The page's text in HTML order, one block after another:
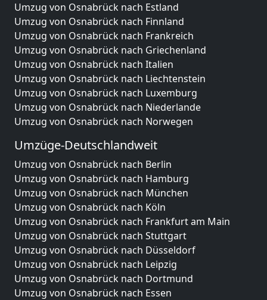
Umzug von Osnabrück nach Estland
Umzug von Osnabrück nach Finnland
Umzug von Osnabrück nach Frankreich
Umzug von Osnabrück nach Griechenland
Umzug von Osnabrück nach Italien
Umzug von Osnabrück nach Liechtenstein
Umzug von Osnabrück nach Luxemburg
Umzug von Osnabrück nach Niederlande
Umzug von Osnabrück nach Norwegen
Umzüge-Deutschlandweit
Umzug von Osnabrück nach Berlin
Umzug von Osnabrück nach Hamburg
Umzug von Osnabrück nach München
Umzug von Osnabrück nach Köln
Umzug von Osnabrück nach Frankfurt am Main
Umzug von Osnabrück nach Stuttgart
Umzug von Osnabrück nach Düsseldorf
Umzug von Osnabrück nach Leipzig
Umzug von Osnabrück nach Dortmund
Umzug von Osnabrück nach Essen